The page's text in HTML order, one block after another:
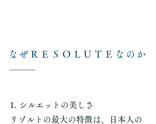
なぜＲＥＳＯＬＵＴＥなのか
1. シルエットの美しさ
リゾルトの最大の特徴は、日本人の